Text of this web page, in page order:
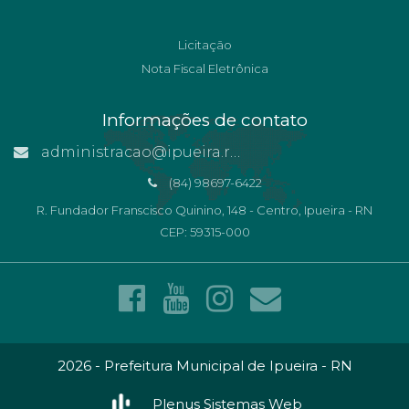
Licitação
Nota Fiscal Eletrônica
Informações de contato
administracao@ipueira.rn.gov.br
(84) 98697-6422
R. Fundador Franscisco Quinino, 148 - Centro, Ipueira - RN
CEP: 59315-000
2026 - Prefeitura Municipal de Ipueira - RN
Plenus Sistemas Web